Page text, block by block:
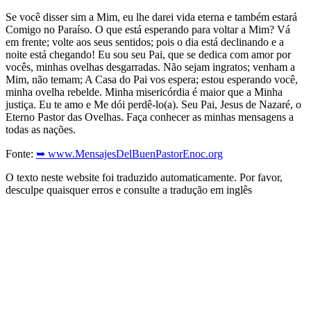
Se você disser sim a Mim, eu lhe darei vida eterna e também estará
Comigo no Paraíso. O que está esperando para voltar a Mim? Vá
em frente; volte aos seus sentidos; pois o dia está declinando e a
noite está chegando! Eu sou seu Pai, que se dedica com amor por
vocês, minhas ovelhas desgarradas. Não sejam ingratos; venham a
Mim, não temam; A Casa do Pai vos espera; estou esperando você,
minha ovelha rebelde. Minha misericórdia é maior que a Minha
justiça. Eu te amo e Me dói perdê-lo(a). Seu Pai, Jesus de Nazaré, o
Eterno Pastor das Ovelhas. Faça conhecer as minhas mensagens a
todas as nações.
Fonte: ➥ www.MensajesDelBuenPastorEnoc.org
O texto neste website foi traduzido automaticamente. Por favor,
desculpe quaisquer erros e consulte a tradução em inglês